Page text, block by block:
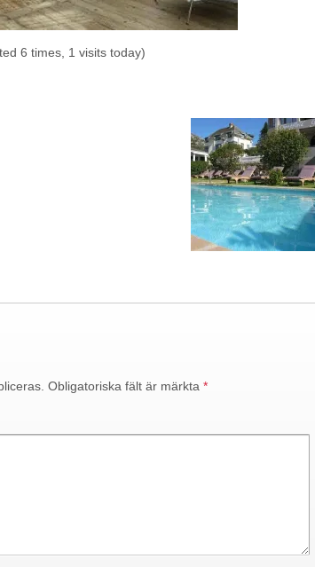
6 times, 1 visits today)
Obligatoriska fält är märkta *